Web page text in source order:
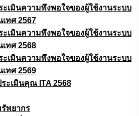
ะเมินความพึงพอใจของผู้ใช้งานระบบ
เทศ 2567
ะเมินความพึงพอใจของผู้ใช้งานระบบ
เทศ 2568
ะเมินความพึงพอใจของผู้ใช้งานระบบ
เทศ 2569
ะเมินคุณ ITA 2568
พยากร